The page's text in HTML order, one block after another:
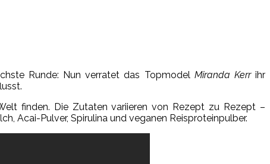
Runde: Nun verratet das Topmodel Miranda Kerrihr
finden. Die Zutaten variieren von Rezept zu Rezept –
Acai-Pulver, Spirulina und veganen Reisproteinpulber.